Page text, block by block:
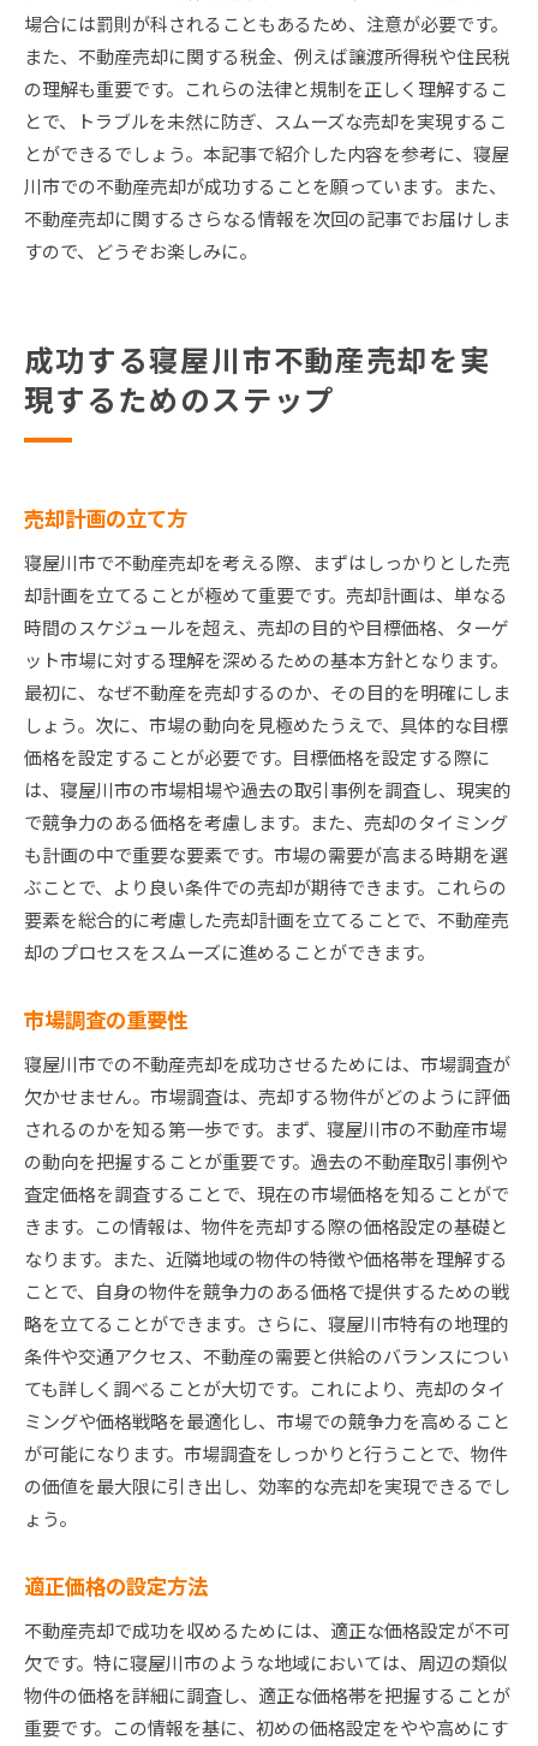
場合には罰則が科されることもあるため、注意が必要です。
また、不動産売却に関する税金、例えば譲渡所得税や住民税
の理解も重要です。これらの法律と規制を正しく理解するこ
とで、トラブルを未然に防ぎ、スムーズな売却を実現するこ
とができるでしょう。本記事で紹介した内容を参考に、寝屋
川市での不動産売却が成功することを願っています。また、
不動産売却に関するさらなる情報を次回の記事でお届けしま
すので、どうぞお楽しみに。
成功する寝屋川市不動産売却を実
現するためのステップ
売却計画の立て方
寝屋川市で不動産売却を考える際、まずはしっかりとした売
却計画を立てることが極めて重要です。売却計画は、単なる
時間のスケジュールを超え、売却の目的や目標価格、ターゲ
ット市場に対する理解を深めるための基本方針となります。
最初に、なぜ不動産を売却するのか、その目的を明確にしま
しょう。次に、市場の動向を見極めたうえで、具体的な目標
価格を設定することが必要です。目標価格を設定する際に
は、寝屋川市の市場相場や過去の取引事例を調査し、現実的
で競争力のある価格を考慮します。また、売却のタイミング
も計画の中で重要な要素です。市場の需要が高まる時期を選
ぶことで、より良い条件での売却が期待できます。これらの
要素を総合的に考慮した売却計画を立てることで、不動産売
却のプロセスをスムーズに進めることができます。
市場調査の重要性
寝屋川市での不動産売却を成功させるためには、市場調査が
欠かせません。市場調査は、売却する物件がどのように評価
されるのかを知る第一歩です。まず、寝屋川市の不動産市場
の動向を把握することが重要です。過去の不動産取引事例や
査定価格を調査することで、現在の市場価格を知ることがで
きます。この情報は、物件を売却する際の価格設定の基礎と
なります。また、近隣地域の物件の特徴や価格帯を理解する
ことで、自身の物件を競争力のある価格で提供するための戦
略を立てることができます。さらに、寝屋川市特有の地理的
条件や交通アクセス、不動産の需要と供給のバランスについ
ても詳しく調べることが大切です。これにより、売却のタイ
ミングや価格戦略を最適化し、市場での競争力を高めること
が可能になります。市場調査をしっかりと行うことで、物件
の価値を最大限に引き出し、効率的な売却を実現できるでし
ょう。
適正価格の設定方法
不動産売却で成功を収めるためには、適正な価格設定が不可
欠です。特に寝屋川市のような地域においては、周辺の類似
物件の価格を詳細に調査し、適正な価格帯を把握することが
重要です。この情報を基に、初めの価格設定をやや高めにす